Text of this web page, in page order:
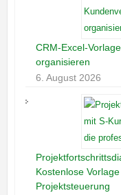
CRM-Excel-
organisieren
6. August 2026
Kostenlose
Projektsteuerung